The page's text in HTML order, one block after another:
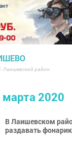
Лаишевский район
марта 2020
В Лаишевском
раздавать